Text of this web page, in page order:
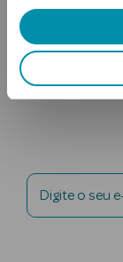
Ver Tudo
Solares
Digite o seu